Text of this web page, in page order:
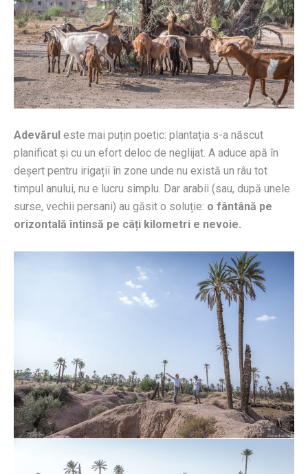
Adevărul este mai puțin poetic: plantația s-a născut
planificat și cu un efort deloc de neglijat. A aduce apă în
deșert pentru irigații în zone unde nu există un râu tot
timpul anului, nu e lucru simplu. Dar arabii (sau, după unele
surse, vechii persani) au găsit o soluție: o fântână pe
orizontală întinsă pe câți kilometri e nevoie.